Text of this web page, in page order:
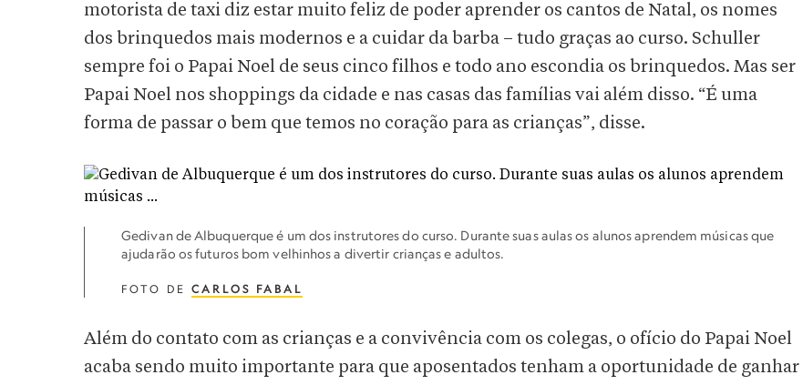
motorista de taxi diz estar muito feliz de poder aprender os cantos de Natal, os nomes
dos brinquedos mais modernos e a cuidar da barba – tudo graças ao curso. Schuller
sempre foi o Papai Noel de seus cinco filhos e todo ano escondia os brinquedos. Mas ser
Papai Noel nos shoppings da cidade e nas casas das famílias vai além disso. “É uma
forma de passar o bem que temos no coração para as crianças”, disse.
Gedivan de Albuquerque é um dos instrutores do curso. Durante suas aulas os alunos aprendem músicas que
ajudarão os futuros bom velhinhos a divertir crianças e adultos.
FOTO DE CARLOS FABAL
Além do contato com as crianças e a convivência com os colegas, o ofício do Papai Noel
acaba sendo muito importante para que aposentados tenham a oportunidade de ganhar